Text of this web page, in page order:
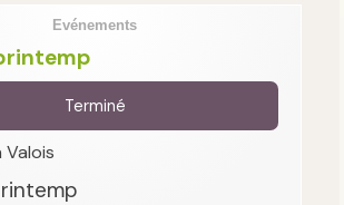
Evénements
Terminé